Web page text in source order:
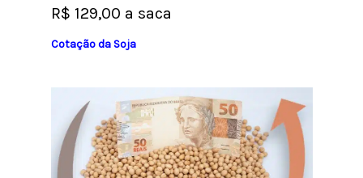
R$ 129,00 a saca
Cotação da Soja